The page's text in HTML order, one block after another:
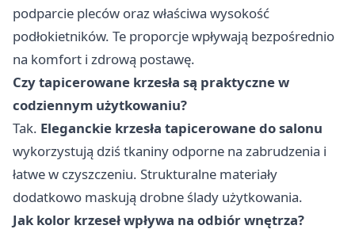
podparcie pleców oraz właściwa wysokość
podłokietników. Te proporcje wpływają bezpośrednio
na komfort i zdrową postawę.
Czy tapicerowane krzesła są praktyczne w
codziennym użytkowaniu?
Tak. Eleganckie krzesła tapicerowane do salonu
wykorzystują dziś tkaniny odporne na zabrudzenia i
łatwe w czyszczeniu. Strukturalne materiały
dodatkowo maskują drobne ślady użytkowania.
Jak kolor krzeseł wpływa na odbiór wnętrza?